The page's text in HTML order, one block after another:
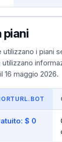
piani
utilizzano i piani
16 maggio 2026.
$ 0